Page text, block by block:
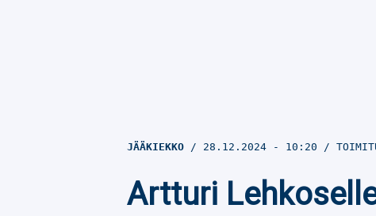
JÄÄKIEKKO 28.12.2024 - 10:20
Artturi